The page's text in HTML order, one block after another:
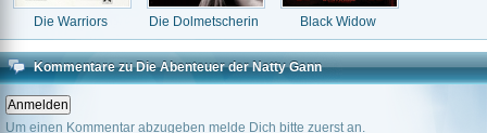
Die Warriors Die Dolmetscherin Black Widow
Kommentare zu Die Abenteuer der Natty Gann
Um einen Kommentar abzugeben melde Dich bitte zuerst an.